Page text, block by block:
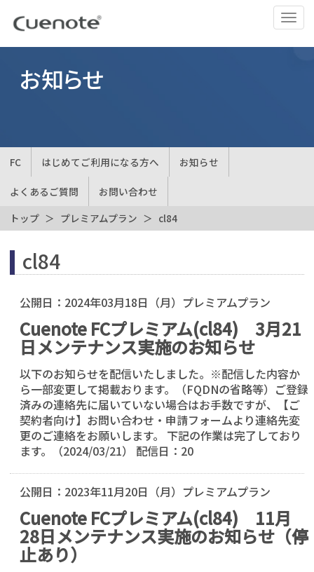
ナ
ビ
ゲ
切
お知らせ
FC はじめてご利用になる方へ お知らせ
よくあるご質問
お問い合わせ
トップ
プレミアムプラン cl84
cl84
公開日： 2024年03月18日（月） プレミアムプラン
Cuenote FCプレミアム(cl84) 3月21
日メンテナンス実施のお知らせ
以下のお知らせを配信いたしました。※配信した内容か
ら一部変更して掲載おります。（FQDNの省略等）ご登録
済みの連絡先に届いていない場合はお手数ですが、【ご
契約者向け】お問い合わせ・申請フォームより連絡先変
更のご連絡をお願いします。 下記の作業は完了しており
ます。（2024/03/21） 配信日：20
公開日： 2023年11月20日（月） プレミアムプラン
Cuenote FCプレミアム(cl84) 11月
28日メンテナンス実施のお知らせ（停
止あり）